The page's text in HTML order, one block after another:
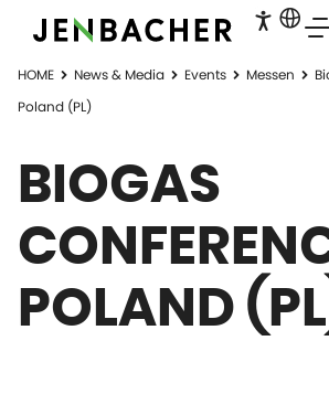
HOME News & Media Events Messen
Poland (PL)
BIOGAS
POLAND